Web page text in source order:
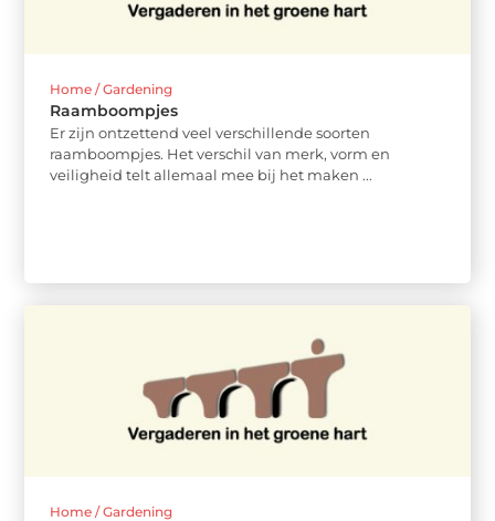
Home / Gardening
Raamboompjes
Er zijn ontzettend veel verschillende soorten
raamboompjes. Het verschil van merk, vorm en
veiligheid telt allemaal mee bij het maken ...
Home / Gardening